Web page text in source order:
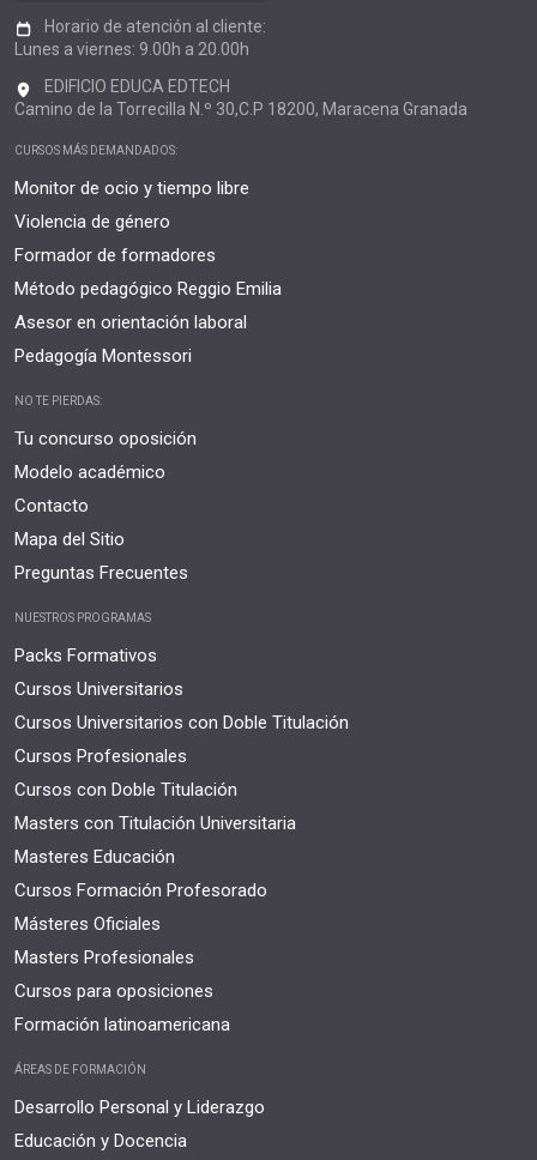
Horario de atención al cliente:
Lunes a viernes: 9.00h a 20.00h
EDIFICIO EDUCA EDTECH
Camino de la Torrecilla N.º 30,C.P 18200, Maracena Granada
CURSOS MÁS DEMANDADOS:
Monitor de ocio y tiempo libre
Violencia de género
Formador de formadores
Método pedagógico Reggio Emilia
Asesor en orientación laboral
Pedagogía Montessori
NO TE PIERDAS:
Tu concurso oposición
Modelo académico
Contacto
Mapa del Sitio
Preguntas Frecuentes
NUESTROS PROGRAMAS
Packs Formativos
Cursos Universitarios
Cursos Universitarios con Doble Titulación
Cursos Profesionales
Cursos con Doble Titulación
Masters con Titulación Universitaria
Masteres Educación
Cursos Formación Profesorado
Másteres Oficiales
Masters Profesionales
Cursos para oposiciones
Formación latinoamericana
ÁREAS DE FORMACIÓN
Desarrollo Personal y Liderazgo
Educación y Docencia